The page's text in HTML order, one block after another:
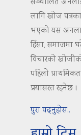
लागि खोज
भएको यस
हिंसा, समाजमा
विचारको
पहिलो
प्रयासरत रहनेछ ।
पुरा पढ्नुहोस..